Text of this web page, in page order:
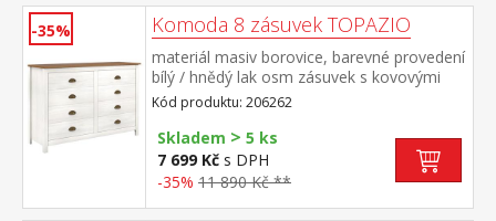
-35% Komoda 8 zásuvek TOPAZIO
materiál masiv borovice, barevné provedení
bílý / hnědý lak osm zásuvek s kovovými
úchytkami a pojezdy rozměr zásuvky (š/h/v)
49,5 × 33,5 × 9 cm
Kód produktu: 206262
Skladem > 5 ks
7 699 Kč s DPH
-35% 11 890 Kč **